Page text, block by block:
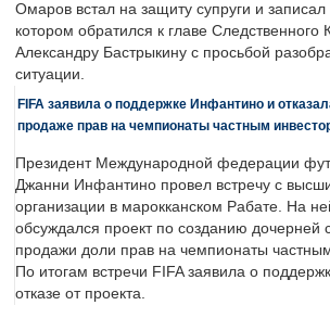
Омаров встал на защиту супруги и записал
котором обратился к главе Следственного
Александру Бастрыкину с просьбой
ситуации.
FIFA заявила о поддержке Инфантино и
продаже прав на чемпионаты частным
Президент Международной федерации
Джанни Инфантино провел встречу с
организации в марокканском Рабате. На
обсуждался проект по созданию дочерней
продажи доли прав на чемпионаты
По итогам встречи FIFA заявила о
отказе от проекта.